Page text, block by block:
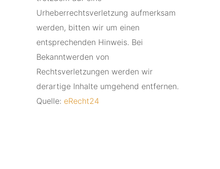
Urheberrechtsverletzung aufmerksam
werden, bitten wir um einen
entsprechenden Hinweis. Bei
Bekanntwerden von
Rechtsverletzungen werden wir
derartige Inhalte umgehend entfernen.
Quelle: eRecht24